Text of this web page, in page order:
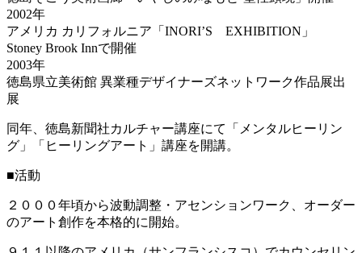
2002年
アメリカ カリフォルニア「INORI’S EXHIBITION」
Stoney Brook Innで開催
2003年
徳島県立美術館 異業種デザイナーズネットワーク作品展出
展
同年、徳島新聞社カルチャー講座にて「メンタルヒーリン
グ」「ヒーリングアート」講座を開講。
■活動
２０００年頃から波動調整・アセンションワーク、オーダー
のアート創作を本格的に開始。